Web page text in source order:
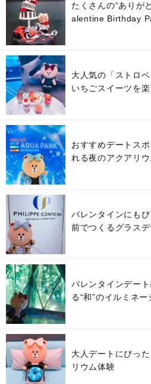
たくさんの“ありが
alentine Birthday
大人気の「ストロ
いちごスイーツを楽
おすすめデートス
れる夜のアクアリウ
バレンタインにも
前でつくるグラスデ
バレンタインデー
る“和”のイルミネー
大人デートにぴっ
リウム体験